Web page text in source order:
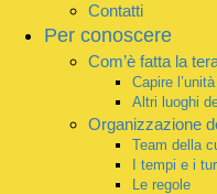
Contatti
Per conoscere
Com’è fatta la
Capire
Altri luoghi
Organizzazione
Team della
I tempi e i
Le regole